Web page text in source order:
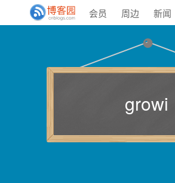
会员 周边 新闻
growi